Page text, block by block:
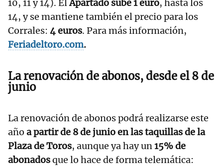
10, 11 y 14). ElApartado sube 1 euro, hasta los
14, y se mantiene también el precio para los
Corrales: 4 euros. Para más información,
Feriadeltoro.com.
La renovación de abonos, desde el 8 de
junio
La renovación de abonos podrá realizarse este
año a partir de 8 de junio en las taquillas de la
Plaza de Toros, aunque ya hay un15% de
abonadosque lo hace de forma telemática: